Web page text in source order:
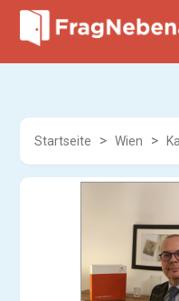
Startseite Wien